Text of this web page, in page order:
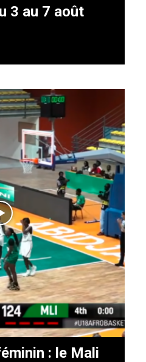
3 au 7 août
: le Mali